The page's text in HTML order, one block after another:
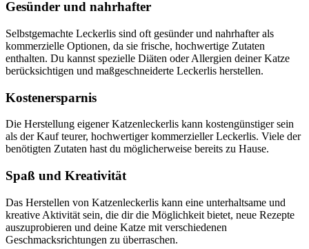
Gesünder und nahrhafter
Selbstgemachte Leckerlis sind oft gesünder und nahrhafter als
kommerzielle Optionen, da sie frische, hochwertige Zutaten
enthalten. Du kannst spezielle Diäten oder Allergien deiner Katze
berücksichtigen und maßgeschneiderte Leckerlis herstellen.
Kostenersparnis
Die Herstellung eigener Katzenleckerlis kann kostengünstiger sein
als der Kauf teurer, hochwertiger kommerzieller Leckerlis. Viele der
benötigten Zutaten hast du möglicherweise bereits zu Hause.
Spaß und Kreativität
Das Herstellen von Katzenleckerlis kann eine unterhaltsame und
kreative Aktivität sein, die dir die Möglichkeit bietet, neue Rezepte
auszuprobieren und deine Katze mit verschiedenen
Geschmacksrichtungen zu überraschen.